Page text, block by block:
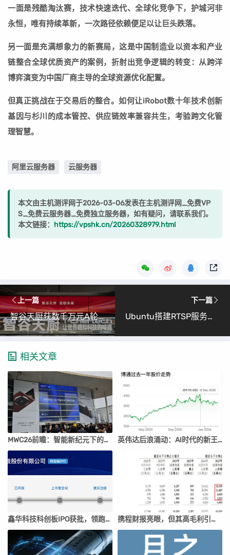
一面是残酷淘汰赛，技术快速迭代、全球化竞争下，护城河非
永恒，唯有持续革新，一次路径依赖便足以让巨头跌落。
另一面是充满想象力的新赛局， 这是中国制造业以资本和产业
链整合全球优质资产的案例，折射出竞争逻辑的转变：从跨洋
博弈演变为中国厂商主导的全球资源优化配置。
但真正挑战在于交易后的整合。如何让iRobot数十年技术创新
基因与杉川的成本管控、供应链效率兼容共生，考验跨文化管
理智慧。
阿里云服务器 云服务器
本文由主机测评网于2026-03-06发表在主机测评网_免费VP
S_免费云服务器_免费独立服务器，如有疑问，请联系我们。
本文链接： https://vpshk.cn/20260328979.html
上一篇
智谷天厨获数千万元A轮融资，智能烹饪机器人加速全球化布局
下一篇
Ubuntu搭建RTSP服务器：本地视频推流实战（附局域网访问教程）
相关文章
MWC26前瞻：智能新纪元下的科技盛宴 英伟达后浪涌动：AI时代的新王者与隐忧
鑫华科技科创板IPO获批，领跑国内半导体材料市场 携程财报亮眼，但其高毛利引发行业争议